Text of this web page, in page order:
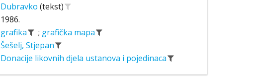
Dubravko (tekst)
1986.
grafika ; grafička mapa
Šešelj, Stjepan
Donacije likovnih djela ustanova i pojedinaca